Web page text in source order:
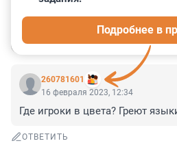
260781601
Подробнее в
16 февраля 2023, 12:34
Где игроки в цвета? Греют
ОТВЕТИТЬ